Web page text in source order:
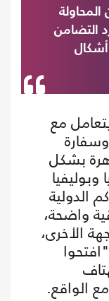
المحاولة
التضامن
يتعامل مع
بشكل
الدولية
واضحة،
الأخرى،
الواقع.